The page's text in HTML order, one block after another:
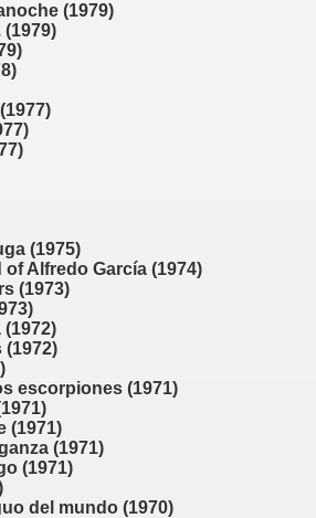
(1979)
(1979)
(1975)
of Alfredo García (1974)
(1973)
(1972)
(1972)
escorpiones (1971)
(1971)
(1971)
(1971)
del mundo (1970)